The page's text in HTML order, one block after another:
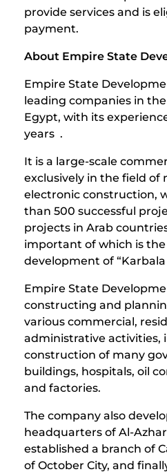
provide services and is
payment.
About Empire State
Empire State
leading companies in
Egypt, with its
years .
It is a large-scale
exclusively in the field of
electronic construction,
than 500 successful
projects in Arab
important of which is
development of
Empire State
constructing and
various commercial,
administrative activities,
construction of many
buildings, hospitals, oil
and factories.
The company also
headquarters of Al-
established a branch of
of October City, and